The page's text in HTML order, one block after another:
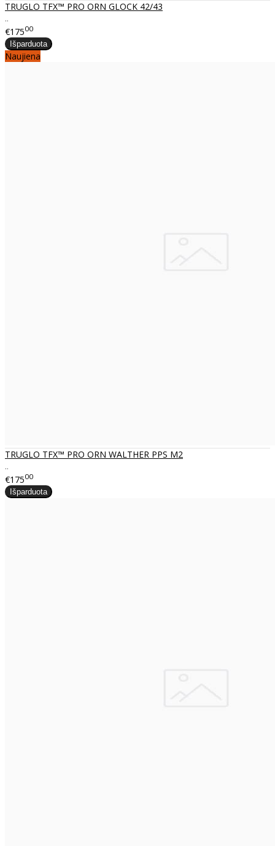
TRUGLO TFX™ PRO ORN GLOCK 42/43
..
€17500
Naujiena
TRUGLO TFX™ PRO ORN WALTHER PPS M2
..
€17500